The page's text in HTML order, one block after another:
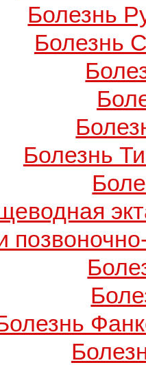
Болезнь
Болезнь
Болезнь